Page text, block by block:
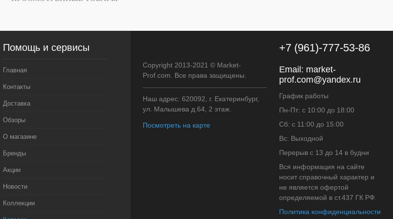
Помощь и сервисы
Главная
Контакты
Доставка
Обзоры
О магазине
Бренды
Акции
Новости
Коллекции
Copyright 2013-2021 © Market-
Prof.com. Все права защищены.
Наш адрес: 620092, г. Екатеринбург,
ул. Малышева д.64, 2 этаж.
Посмотреть на карте
+7 (961)-777-53-86
Email: market-
prof.com@yandex.ru
График работы
Пн-Пт: с 10:00 до 18:00
Сб: с 11:00 до 15:00
Вс: Выходной
Перерыв с 13 до 14 в будни
Вся информация на сайте
носит справочный характер и
не является офертой
определяемой в ст.437 ГК РФ.
Политика конфиденциальности